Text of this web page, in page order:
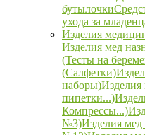
бутылочки
ухода за
Изделия
Изделия мед
(Тесты на
(Салфетки)
наборы)Изделия
пипетки...)
Компрессы...)
№3)Изделия мед